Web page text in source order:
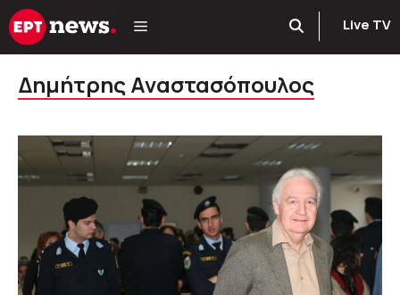
Μετάβαση
σε
Live TV
Δημήτρης Αναστασόπουλος